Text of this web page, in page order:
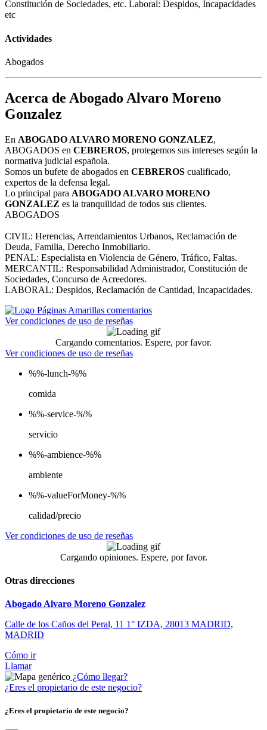
Constitución de Sociedades, etc. Laboral: Despidos, Incapacidades
etc
Actividades
Abogados
Acerca de Abogado Alvaro Moreno
Gonzalez
En ABOGADO ALVARO MORENO GONZALEZ,
ABOGADOS en CEBREROS, protegemos sus intereses según la
normativa judicial española.
Somos un bufete de abogados en CEBREROS cualificado,
expertos de la defensa legal.
Lo principal para ABOGADO ALVARO MORENO
GONZALEZ es la tranquilidad de todos sus clientes.
ABOGADOS
CIVIL: Herencias, Arrendamientos Urbanos, Reclamación de
Deuda, Familia, Derecho Inmobiliario.
PENAL: Especialista en Violencia de Género, Tráfico, Faltas.
MERCANTIL: Responsabilidad Administrador, Constitución de
Sociedades, Concurso de Acreedores.
LABORAL: Despidos, Reclamación de Cantidad, Incapacidades.
Ver condiciones de uso de reseñas
Cargando comentarios. Espere, por favor.
Ver condiciones de uso de reseñas
%%-lunch-%%
comida
%%-service-%%
servicio
%%-ambience-%%
ambiente
%%-valueForMoney-%%
calidad/precio
Ver condiciones de uso de reseñas
Cargando opiniones. Espere, por favor.
Otras direcciones
Abogado Alvaro Moreno Gonzalez
Calle de los Caños del Peral, 11 1° IZDA, 28013 MADRID,
MADRID
Cómo ir
Llamar
¿Cómo llegar?
¿Eres el propietario de este negocio?
¿Eres el propietario de este negocio?